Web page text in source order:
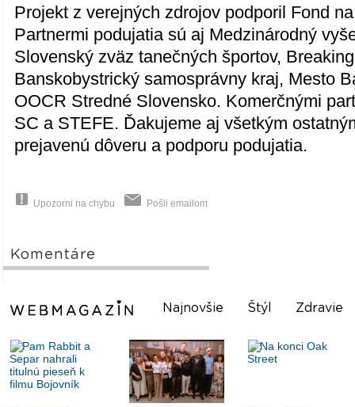
Projekt z verejných zdrojov podporil Fond
Partnermi podujatia sú aj Medzinárodný
Slovenský zväz tanečných športov,
Banskobystrický samosprávny kraj, Mesto
OOCR Stredné Slovensko. Komerčnými
SC a STEFE. Ďakujeme aj všetkým
prejavenú dôveru a podporu podujatia.
Upozorni na chybu Pošli emailom
Komentáre
Najnovšie Štýl Zdravie